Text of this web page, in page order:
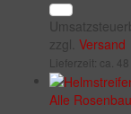
zzgl. Versand
Lieferzeit: ca. 48
Alle